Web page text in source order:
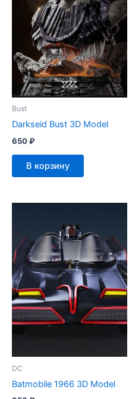
Bust
Darkseid Bust 3D Model
650₽
В корзину
DC
Batmobile 1966 3D Model